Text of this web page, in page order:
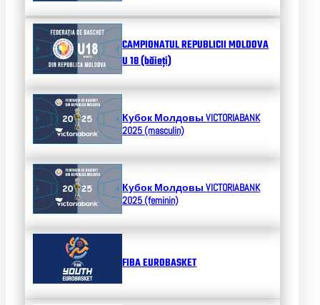
CAMPIONATUL REPUBLICII MOLDOVA
U 18 (băieți)
Кубок МолдовыVICTORIABANK
2025 (masculin)
Кубок МолдовыVICTORIABANK
2025 (feminin)
FIBA EUROBASKET